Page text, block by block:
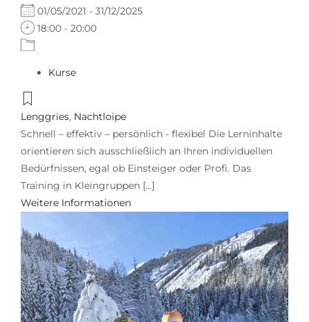
01/05/2021 - 31/12/2025
18:00 - 20:00
Kurse
Lenggries, Nachtloipe
Schnell – effektiv – persönlich - flexibel Die Lerninhalte
orientieren sich ausschließlich an Ihren individuellen
Bedürfnissen, egal ob Einsteiger oder Profi. Das
Training in Kleingruppen [...]
Weitere Informationen